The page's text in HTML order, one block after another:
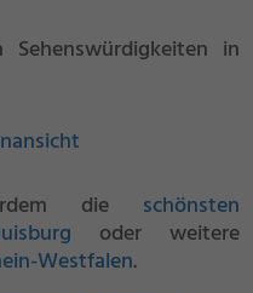
in
die schönsten
oder weitere
Westfalen.